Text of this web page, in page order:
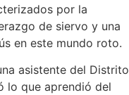
por la
de siervo y una
en este mundo roto.
asistente del Distrito
lo que aprendió del